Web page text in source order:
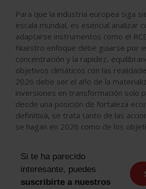
Para que la industria europea siga
escala mundial, es esencial analizar
adaptarse instrumentos como el
Nuestro enfoque debe guiarse por
concentración y la rapidez,
objetivos climáticos con las
2026 debe ser el año de la
inversiones en transformación solo
desde una posición de fortaleza
definitiva, se trata tanto de las
se hagan en 2026 como de los
Si te ha parecido
interesante, puedes
suscribirte a nuestros